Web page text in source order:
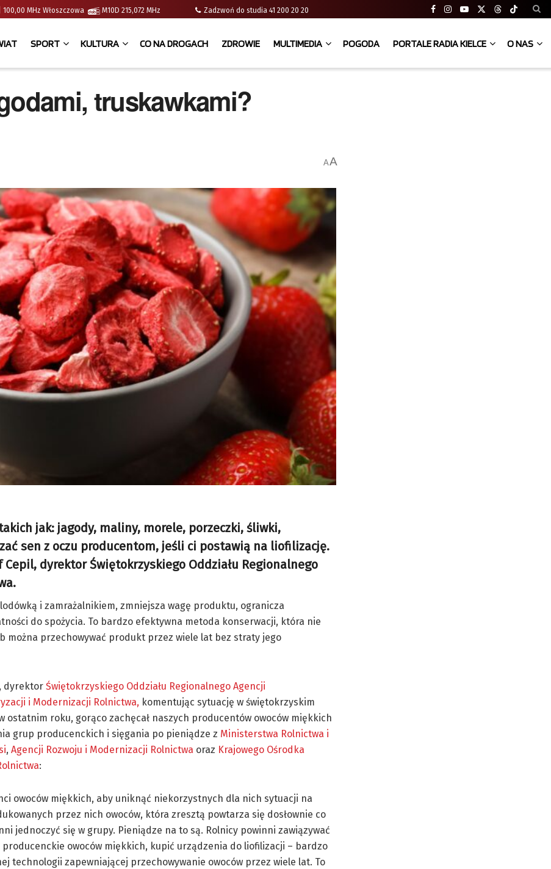
100,00 MHz Włoszczowa M10D 215,072 MHz Zadzwoń do studia 41 200 20 20
SPORT KULTURA CO NA DROGACH ZDROWIE MULTIMEDIA POGODA PORTALE RADIA KIELCE O NAS
truskawkami?
AA
jak: jagody, maliny, morele, porzeczki, śliwki,
sen z oczu producentom, jeśli ci postawią na liofilizację.
dyrektor Świętokrzyskiego Oddziału Regionalnego
i zamrażalnikiem, zmniejsza wagę produktu, ogranicza
do spożycia. To bardzo efektywna metoda konserwacji, która nie
można przechowywać produkt przez wiele lat bez straty jego
dyrektor Świętokrzyskiego Oddziału Regionalnego Agencji
i Modernizacji Rolnictwa, komentując sytuację w świętokrzyskim
ostatnim roku, gorąco zachęcał naszych producentów owoców miękkich
grup producenckich i sięgania po pieniądze z Ministerstwa Rolnictwa i
, Agencji Rozwoju i Modernizacji Rolnictwa oraz Krajowego Ośrodka
:
owoców miękkich, aby uniknąć niekorzystnych dla nich sytuacji na
przez nich owoców, która zresztą powtarza się dosłownie co
jednoczyć się w grupy. Pieniądze na to są. Rolnicy powinni zawiązywać
producenckie owoców miękkich, kupić urządzenia do liofilizacji – bardzo
technologii zapewniającej przechowywanie owoców przez wiele lat. To